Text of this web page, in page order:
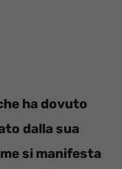
ha dovuto
dalla sua
si manifesta